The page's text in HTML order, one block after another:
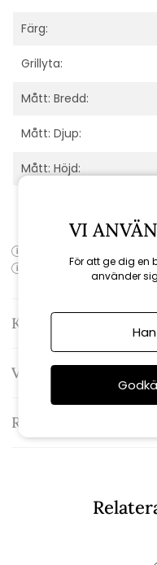
Färg:
Grillyta:
Mått: Bredd:
Mått: Djup:
Mått: Höjd:
Produktens EAN-kod:
Kontakta oss
Varumärke: Weber
Recensioner
VI
För att ge dig en
använder